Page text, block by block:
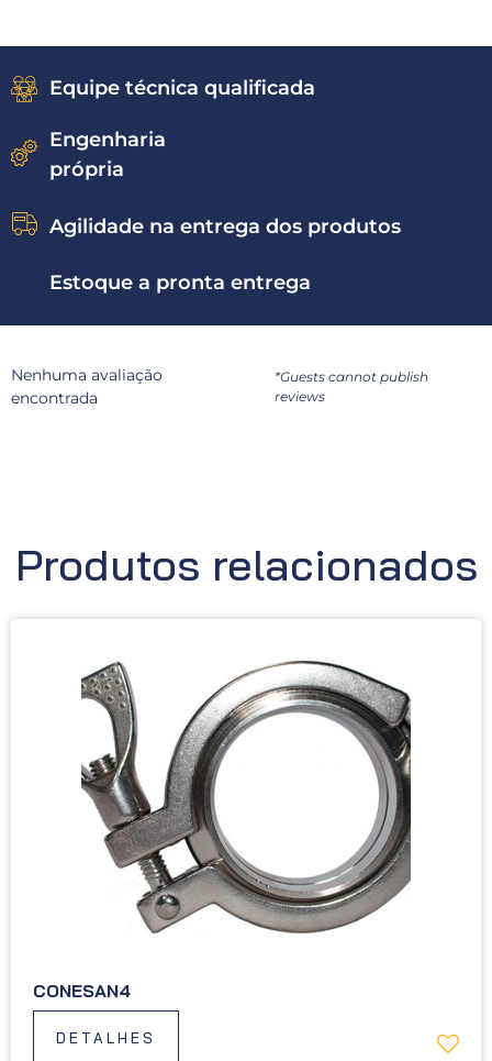
Equipe técnica qualificada
Engenharia
própria
Agilidade na entrega dos produtos
Estoque a pronta entrega
Nenhuma avaliação
encontrada
*Guests cannot publish
reviews
Produtos relacionados
CONESAN4
DETALHES